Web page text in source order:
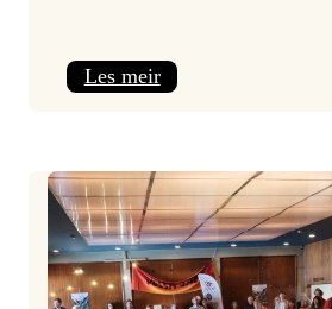
Les meir:
–
3.
joledag